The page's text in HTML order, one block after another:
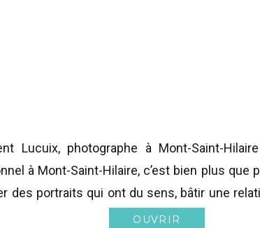
OUVRIR
Lucuix, photographe à Mont-Saint-
à Mont-Saint-Hilaire, c’est bien plus que
des portraits qui ont du sens, bâtir une
expérience humaine, personnalisée et